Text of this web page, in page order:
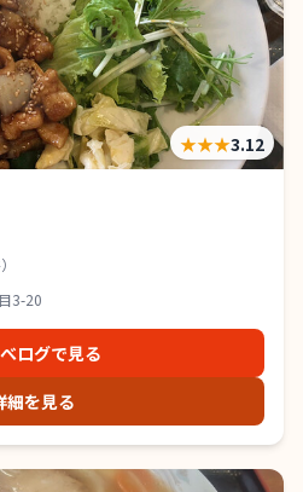
★★★3.12
3-20
ログで見る
細を見る